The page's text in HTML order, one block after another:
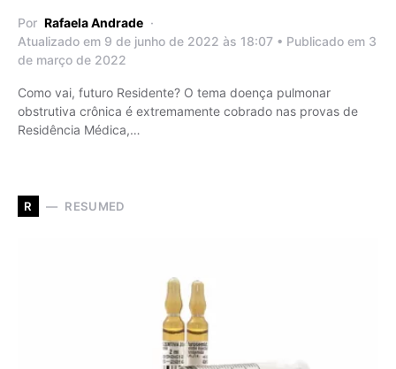
Por Rafaela Andrade
Atualizado em 9 de junho de 2022 às 18:07 • Publicado em 3
de março de 2022
Como vai, futuro Residente? O tema doença pulmonar
obstrutiva crônica é extremamente cobrado nas provas de
Residência Médica,…
R RESUMED